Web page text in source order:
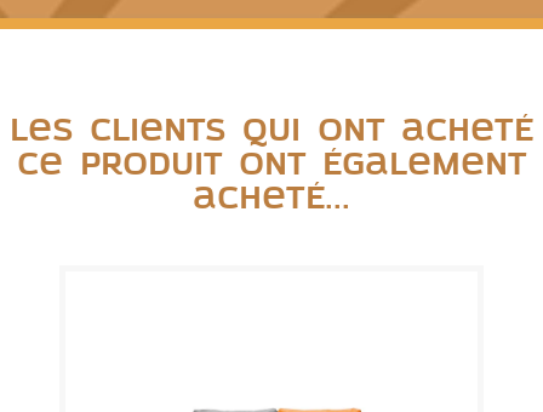
Les clients qui ont acheté
ce produit ont également
acheté...